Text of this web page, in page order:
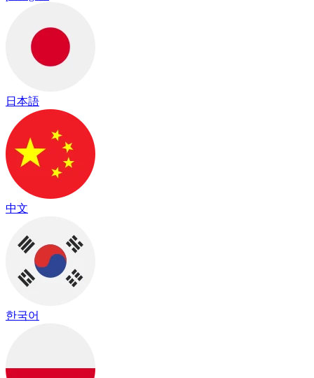
日本語
中文
한국어